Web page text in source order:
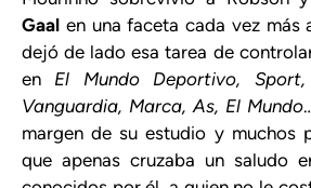
Gaal en una faceta cada vez más
dejó de lado esa tarea de
en El Mundo Deportivo,
Vanguardia, Marca, As, El Mundo
margen de su estudio y muchos
que apenas cruzaba un saludo